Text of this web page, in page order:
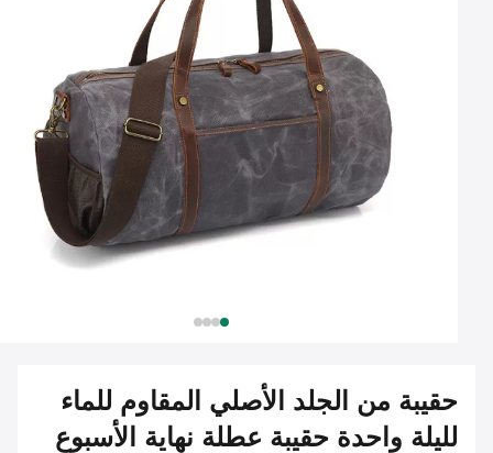
حقيبة من الجلد الأصلي المقاوم للماء
لليلة واحدة حقيبة عطلة نهاية الأسبوع